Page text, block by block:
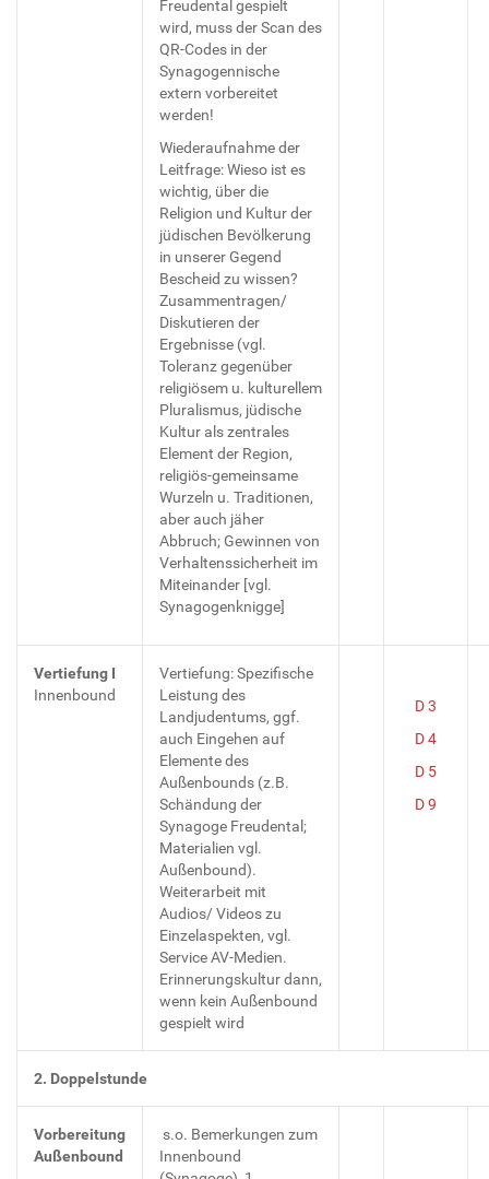
Freudental gespielt
wird, muss der Scan des
QR-Codes in der
Synagogennische
extern vorbereitet
werden!
Wiederaufnahme der
Leitfrage: Wieso ist es
wichtig, über die
Religion und Kultur der
jüdischen Bevölkerung
in unserer Gegend
Bescheid zu wissen?
Zusammentragen/
Diskutieren der
Ergebnisse (vgl.
Toleranz gegenüber
religiösem u. kulturellem
Pluralismus, jüdische
Kultur als zentrales
Element der Region,
religiös-gemeinsame
Wurzeln u. Traditionen,
aber auch jäher
Abbruch; Gewinnen von
Verhaltenssicherheit im
Miteinander [vgl.
Synagogenknigge]
Vertiefung I
Innenbound
Vertiefung: Spezifische
Leistung des
Landjudentums, ggf.
auch Eingehen auf
Elemente des
Außenbounds (z.B.
Schändung der
Synagoge Freudental;
Materialien vgl.
Außenbound).
Weiterarbeit mit
Audios/ Videos zu
Einzelaspekten, vgl.
Service AV-Medien.
Erinnerungskultur dann,
wenn kein Außenbound
gespielt wird
D 3
D 4
D 5
D 9
2. Doppelstunde
Vorbereitung
Außenbound
s.o. Bemerkungen zum
Innenbound